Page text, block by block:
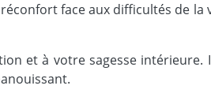
face aux difficultés de la
et à votre sagesse intérieure.